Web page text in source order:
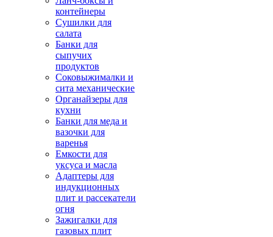
контейнеры
Сушилки для
салата
Банки для
сыпучих
продуктов
Соковыжималки и
сита механические
Органайзеры для
кухни
Банки для меда и
вазочки для
варенья
Емкости для
уксуса и масла
Адаптеры для
индукционных
плит и рассекатели
огня
Зажигалки для
газовых плит